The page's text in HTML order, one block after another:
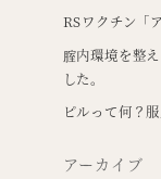
RSワクチン「
腟内環境を整
した。
ピルって何？
アーカイブ